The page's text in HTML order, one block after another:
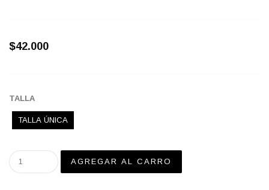
$42.000
TALLA
TALLA ÚNICA